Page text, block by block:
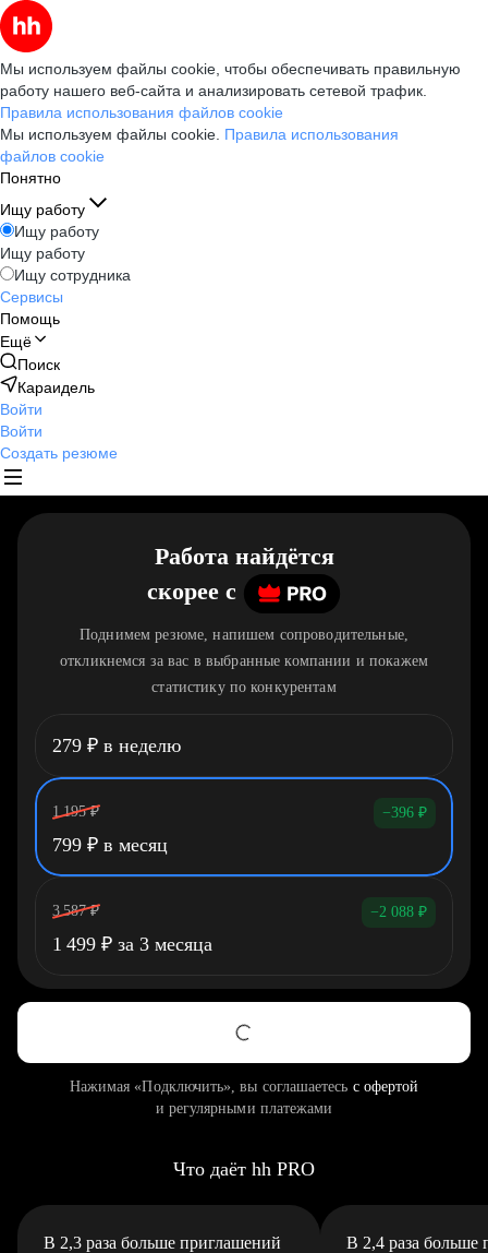
Мы используем файлы cookie, чтобы обеспечивать правильную
работу нашего веб-сайта и анализировать сетевой трафик.
Правила использования файлов cookie
Мы используем файлы cookie. Правила использования
файлов cookie
Понятно
Ищу работу
Ищу работу
Ищу работу
Ищу сотрудника
Сервисы
Помощь
Ещё
Поиск
Караидель
Войти
Войти
Создать резюме
Работа найдётся
скорее c
Поднимем резюме, напишем сопроводительные,
откликнемся за вас в выбранные компании и покажем
статистику по конкурентам
279 ₽ в неделю
1 195 ₽ −396 ₽
799 ₽ в месяц
3 587 ₽ −2 088 ₽
1 499 ₽ за 3 месяца
Нажимая «Подключить», вы соглашаетесь с офертой
и регулярными платежами
Что даёт hh PRO
В 2,3 раза больше приглашений В 2,4 раза больше